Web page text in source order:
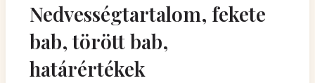
Nedvességtartalom, fekete
bab, törött bab,
határértékek